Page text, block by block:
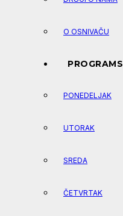
O OSNIVAČU
PONEDELJAK
UTORAK
SREDA
ČETVRTAK